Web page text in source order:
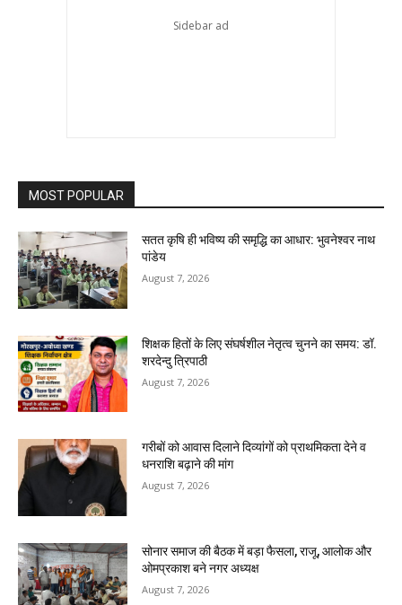
MOST POPULAR
सतत कृषि ही भविष्य की समृद्धि का आधार: भुवनेश्वर नाथ
पांडेय
August 7, 2026
शिक्षक हितों के लिए संघर्षशील नेतृत्व चुनने का समय: डॉ.
शरदेन्दु त्रिपाठी
August 7, 2026
गरीबों को आवास दिलाने दिव्यांगों को प्राथमिकता देने व
धनराशि बढ़ाने की मांग
August 7, 2026
सोनार समाज की बैठक में बड़ा फैसला, राजू, आलोक और
ओमप्रकाश बने नगर अध्यक्ष
August 7, 2026